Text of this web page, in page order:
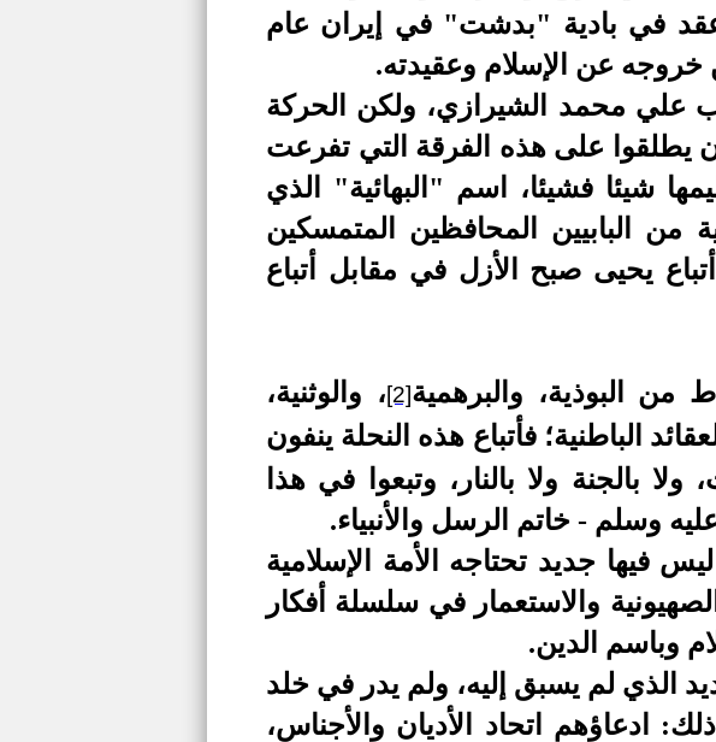
في بادية "بدشت" في إيران عام
.
علي محمد الشيرازي، ولكن الحركة
يطلقوا على هذه الفرقة التي تفرعت
شيئا فشيئا، اسم "البهائية" الذي
من البابيين المحافظين المتمسكين
يحيى صبح الأزل في مقابل أتباع
البوذية، والبرهمية[2]، والوثنية،
الباطنية؛ فأتباع هذه النحلة ينفون
بالجنة ولا بالنار، وتبعوا في هذا
وسلم - خاتم الرسل والأنبياء.
فيها جديد تحتاجه الأمة الإسلامية
والاستعمار في سلسلة أفكار
وباسم الدين.
الذي لم يسبق إليه، ولم يدر في خلد
ادعاؤهم اتحاد الأديان والأجناس،